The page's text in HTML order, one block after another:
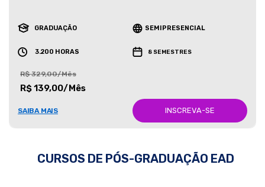
GRADUAÇÃO SEMIPRESENCIAL
3.200 HORAS 8 SEMESTRES
R$ 329,00/Mês
R$ 139,00/Mês
SAIBA MAIS INSCREVA-SE
CURSOS DE PÓS-GRADUAÇÃO EAD